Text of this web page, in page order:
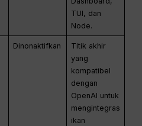
TUI, dan
Node.
Dinonaktifkan
Titik akhir
yang
kompatibel
dengan
OpenAI untuk
mengintegras
ikan